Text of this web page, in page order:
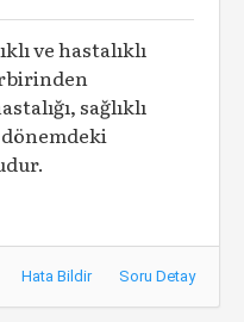
ve hastalıklı
sağlıklı
Hata Bildir Soru Detay